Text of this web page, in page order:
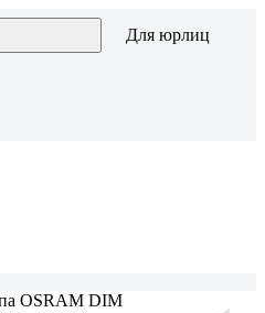
Для юрлиц